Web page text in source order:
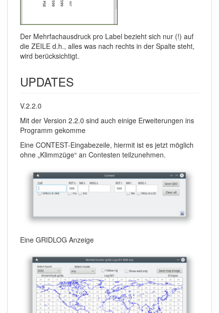
Der Mehrfachausdruck pro Label bezieht sich nur (!) auf
die ZEILE d.h., alles was nach rechts in der Spalte steht,
wird berücksichtigt.
UPDATES
V.2.2.0
Mit der Version 2.2.0 sind auch einige Erweiterungen ins
Programm gekomme
Eine CONTEST-Eingabezeile, hiermit ist es jetzt möglich
ohne „Klimmzüge“ an Contesten teilzunehmen.
Eine GRIDLOG Anzeige